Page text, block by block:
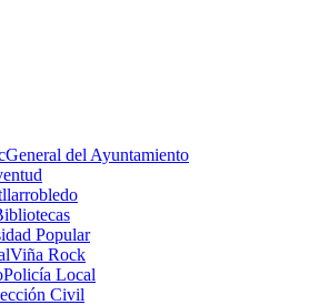
General del Ayuntamiento
Popular
Viña Rock
Policía Local
Civil